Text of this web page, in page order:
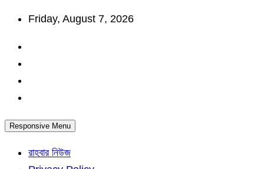
Skip
content
Friday, August 7, 2026
Responsive Menu
রাহবার নিউজ